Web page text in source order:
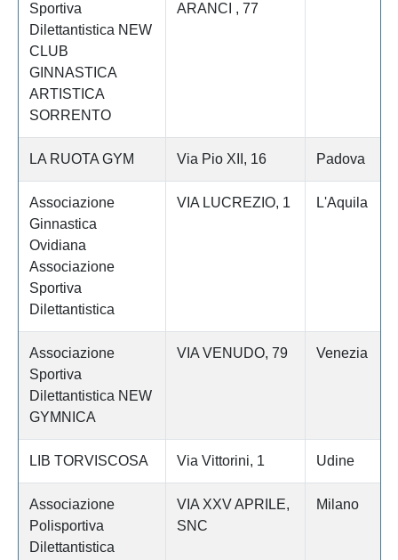
Sportiva
Dilettantistica NEW
CLUB
GINNASTICA
ARTISTICA
SORRENTO
ARANCI , 77
LA RUOTA GYM Via Pio XII, 16 Padova
Associazione
Ginnastica
Ovidiana
Associazione
Sportiva
Dilettantistica
VIA LUCREZIO, 1 L'Aquila
Associazione
Sportiva
Dilettantistica NEW
GYMNICA
VIA VENUDO, 79 Venezia
LIB TORVISCOSA Via Vittorini, 1 Udine
Associazione
Polisportiva
Dilettantistica
VIA XXV APRILE,
SNC
Milano